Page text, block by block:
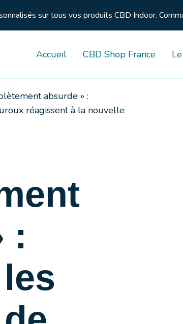
sur tous vos produits CBD Indoor.
Accueil CBD Shop France
absurde » :
réagissent à la nouvelle
: